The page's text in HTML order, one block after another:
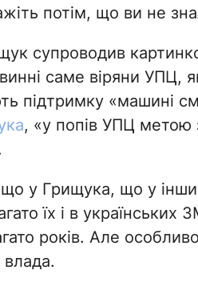
потім, що ви не
супроводив
саме віряни УПЦ,
підтримку «машині
, «у попів УПЦ метою
що у Грищука, що у
їх і в
років. Але
влада.